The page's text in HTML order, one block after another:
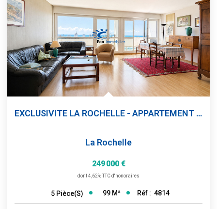
Immobilier Pro
Immobilier Neuf
Parrainage
NOTRE ÉQUIPE
Qui Sommes-Nous ?
Nous Rejoindre
CONTACT
EXCLUSIVITE LA ROCHELLE - APPARTEMENT ENVIRON 99m² -...
La Rochelle
249 000 €
dont 4,62% TTC d'honoraires
5 Pièce(s) 99 M² Réf : 4814